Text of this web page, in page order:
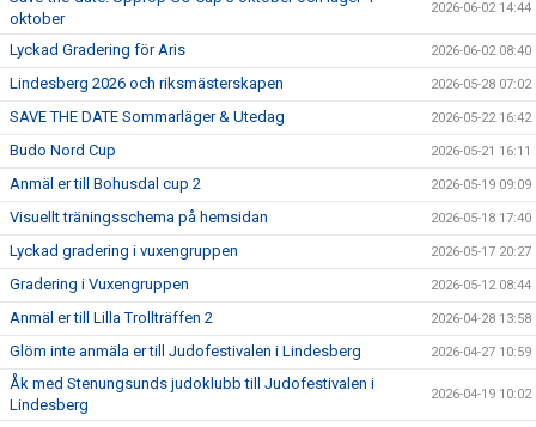
oktober
2026-06-02 14:44
Lyckad Gradering för Aris 2026-06-02 08:40
Lindesberg 2026 och riksmästerskapen 2026-05-28 07:02
SAVE THE DATE Sommarläger & Utedag 2026-05-22 16:42
Budo Nord Cup 2026-05-21 16:11
Anmäl er till Bohusdal cup 2 2026-05-19 09:09
Visuellt träningsschema på hemsidan 2026-05-18 17:40
Lyckad gradering i vuxengruppen 2026-05-17 20:27
Gradering i Vuxengruppen 2026-05-12 08:44
Anmäl er till Lilla Trollträffen 2 2026-04-28 13:58
Glöm inte anmäla er till Judofestivalen i Lindesberg 2026-04-27 10:59
Åk med Stenungsunds judoklubb till Judofestivalen i
Lindesberg
2026-04-19 10:02